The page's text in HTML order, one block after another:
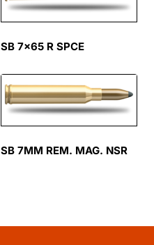
SB 7×65 R SPCE
SB 7MM REM. MAG. NSR